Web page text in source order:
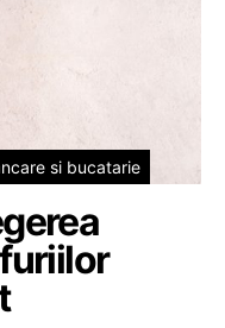
si bucatarie